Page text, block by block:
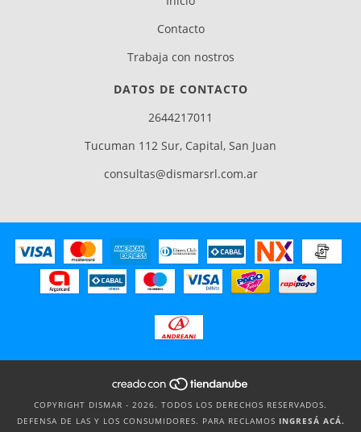
Contacto
Trabaja con nostros
DATOS DE CONTACTO
2644217011
Tucuman 112 Sur, Capital, San Juan
consultas@dismarsrl.com.ar
COPYRIGHT DISMAR - 2026. TODOS LOS DERECHOS RESERVADOS.
DEFENSA DE LAS Y LOS CONSUMIDORES. PARA RECLAMOS INGRESÁ ACÁ.